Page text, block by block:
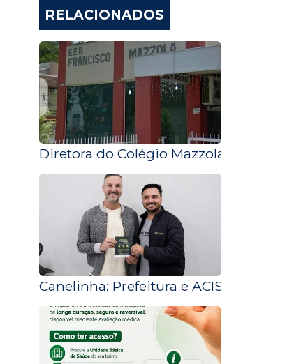
RELACIONADOS
Diretora do Colégio Mazzola eleita
Canelinha: Prefeitura e ACISC alinham